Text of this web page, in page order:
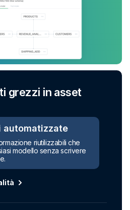
grezzi in asset
automatizzate
riutilizzabili che
modello senza scrivere